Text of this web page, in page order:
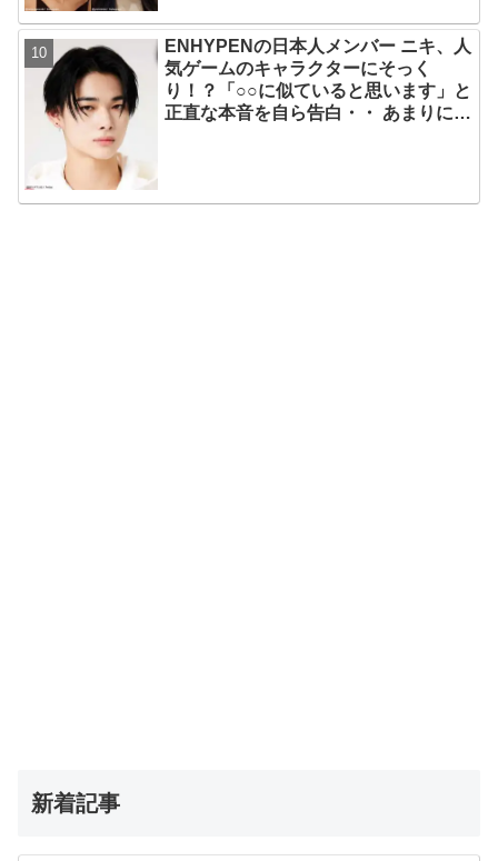
ENHYPENの日本人メンバー ニキ、人
気ゲームのキャラクターにそっく
り！？「○○に似ていると思います」と
正直な本音を自ら告白・・ あまりにも
新着記事